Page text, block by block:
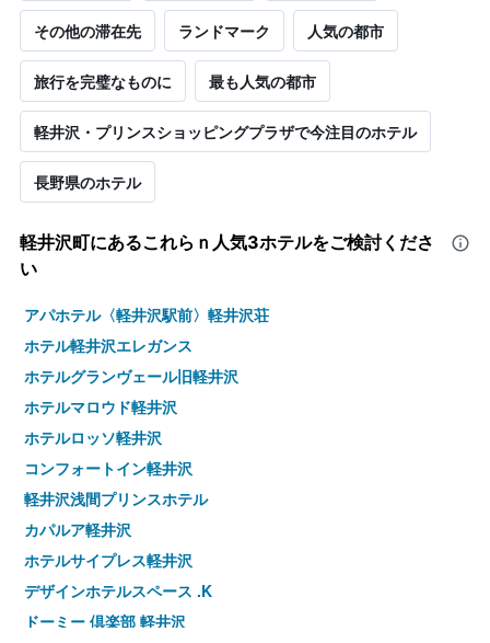
その他の滞在先 ランドマーク 人気の都市
旅行を完璧なものに 最も人気の都市
軽井沢・プリンスショッピングプラザで今注目のホテル
長野県のホテル
軽井沢町​にあるこれらｎ人気3ホテルをご検討くださ
い
アパホテル〈軽井沢駅前〉軽井沢荘
ホテル軽井沢エレガンス
ホテルグランヴェール旧軽井沢
ホテルマロウド軽井沢
ホテルロッソ軽井沢
コンフォートイン軽井沢
軽井沢浅間プリンスホテル
カパルア軽井沢
ホテルサイプレス軽井沢
デザインホテルスペース .K
ドーミー 倶楽部 軽井沢